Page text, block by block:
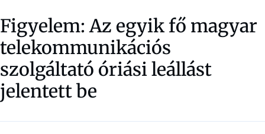
Figyelem: Az egyik fő magyar
telekommunikációs
szolgáltató óriási leállást
jelentett be